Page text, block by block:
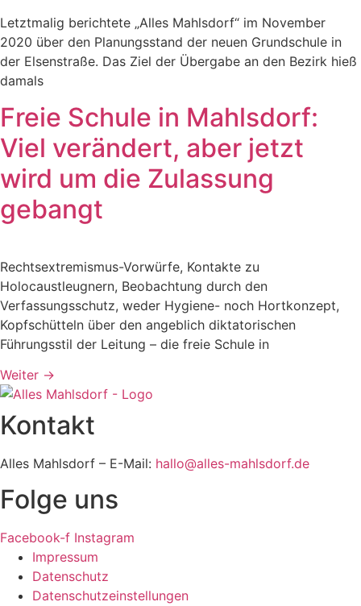
Letztmalig berichtete „Alles Mahlsdorf“ im November
2020 über den Planungsstand der neuen Grundschule in
der Elsenstraße. Das Ziel der Übergabe an den Bezirk hieß
damals
Freie Schule in Mahlsdorf:
Viel verändert, aber jetzt
wird um die Zulassung
gebangt
Rechtsextremismus-Vorwürfe, Kontakte zu
Holocaustleugnern, Beobachtung durch den
Verfassungsschutz, weder Hygiene- noch Hortkonzept,
Kopfschütteln über den angeblich diktatorischen
Führungsstil der Leitung – die freie Schule in
Weiter →
Kontakt
Alles Mahlsdorf – E-Mail: hallo@alles-mahlsdorf.de
Folge uns
Facebook-f Instagram
Impressum
Datenschutz
Datenschutzeinstellungen